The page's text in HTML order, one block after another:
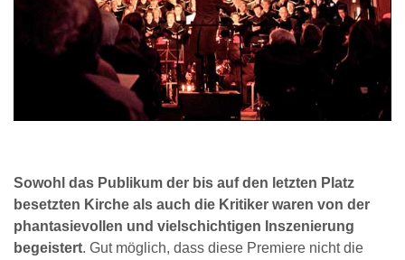
Sowohl das Publikum der bis auf den letzten Platz
besetzten Kirche als auch die Kritiker waren von der
phantasievollen und vielschichtigen Inszenierung
begeistert. Gut möglich, dass diese Premiere nicht die